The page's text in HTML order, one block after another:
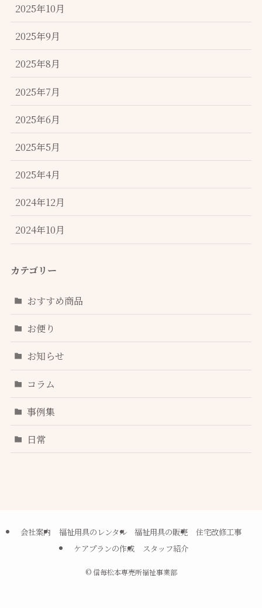
2025年10月
2025年9月
2025年8月
2025年7月
2025年6月
2025年5月
2025年4月
2024年12月
2024年10月
カテゴリー
おすすめ商品
お便り
お知らせ
コラム
事例集
日常
会社案内 福祉用具のレンタル 福祉用具の販売
住宅改修工事
ケアプランの作成
スタッフ紹介
©信毎松本専売所福祉事業部